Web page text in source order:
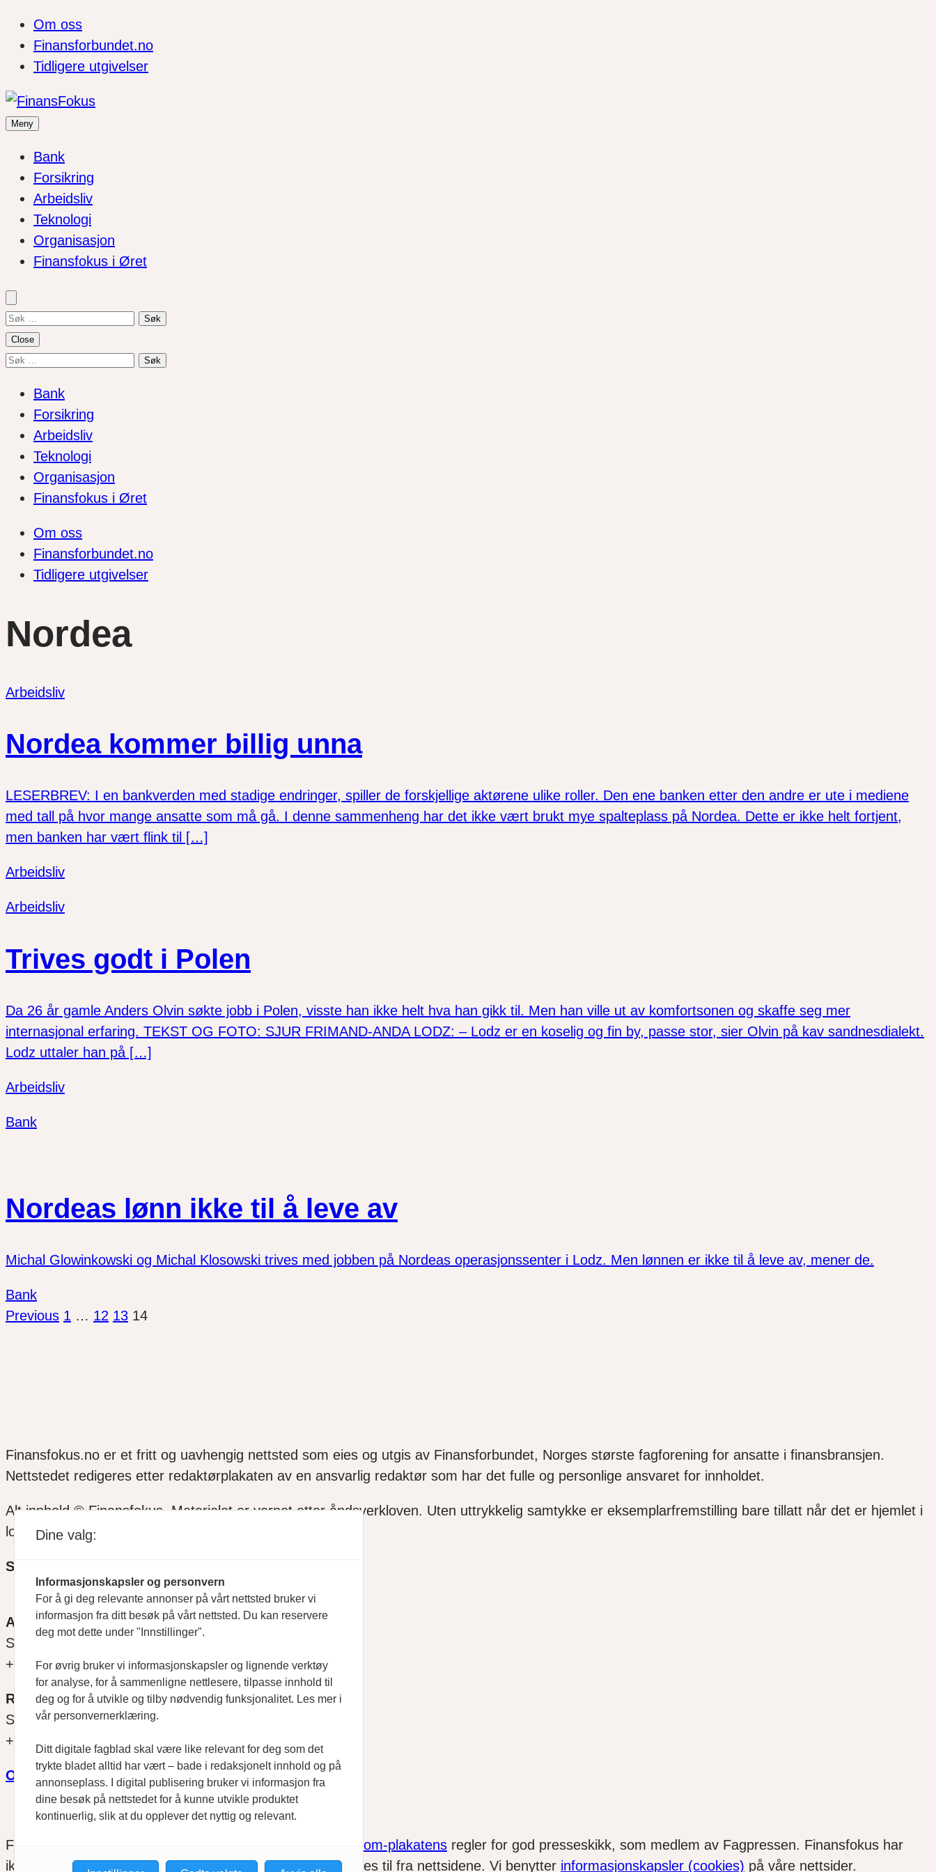
Om oss
Finansforbundet.no
Tidligere utgivelser
Meny
Bank
Forsikring
Arbeidsliv
Teknologi
Organisasjon
Finansfokus i Øret
Søk
etter:
Close
Søk
Bank
Forsikring
Arbeidsliv
Teknologi
Organisasjon
Finansfokus i Øret
Om oss
Finansforbundet.no
Tidligere utgivelser
Nordea
Arbeidsliv
Nordea kommer billig unna
LESERBREV: I en bankverden med stadige endringer, spiller de forskjellige aktørene ulike roller. Den ene banken etter den andre er ute i mediene
med tall på hvor mange ansatte som må gå. I denne sammenheng har det ikke vært brukt mye spalteplass på Nordea. Dette er ikke helt fortjent,
men banken har vært flink til […]
Arbeidsliv
Arbeidsliv
Trives godt i Polen
Da 26 år gamle Anders Olvin søkte jobb i Polen, visste han ikke helt hva han gikk til. Men han ville ut av komfortsonen og skaffe seg mer
internasjonal erfaring. TEKST OG FOTO: SJUR FRIMAND-ANDA LODZ: – Lodz er en koselig og fin by, passe stor, sier Olvin på kav sandnesdialekt.
Lodz uttaler han på […]
Arbeidsliv
Bank
Nordeas lønn ikke til å leve av
Michal Glowinkowski og Michal Klosowski trives med jobben på Nordeas operasjonssenter i Lodz. Men lønnen er ikke til å leve av, mener de.
Bank
Previous 1 … 12 13 14
Finansfokus.no er et fritt og uavhengig nettsted som eies og utgis av Finansforbundet, Norges største fagforening for ansatte i finansbransjen.
Nettstedet redigeres etter redaktørplakaten av en ansvarlig redaktør som har det fulle og personlige ansvaret for innholdet.
Alt innhold © Finansfokus.Materialet er vernet etter åndsverkloven. Uten uttrykkelig samtykke er eksemplarfremstilling bare tillatt når det er hjemlet i
lov eller avtale med Kopinor
SOSIALE MEDIER
ANSVARLIG REDAKTØR
Svein Åge Eriksen
+47 900 79 547
REDAKTØR
Sjur Anda
+47 470 34 460
Om oss
Finansfokus arbeider etter Vær Varsom-plakatens regler for god presseskikk, som medlem av Fagpressen. Finansfokus har
ikke ansvar for innhold på eksterne nettsider som det lenkes til fra nettsidene. Vi benytter informasjonskapsler (cookies) på våre nettsider.
Dine valg:
Informasjonskapsler og personvern
For å gi deg relevante annonser på vårt nettsted bruker vi
informasjon fra ditt besøk på vårt nettsted. Du kan reservere
deg mot dette under "Innstillinger".
For øvrig bruker vi informasjonskapsler og lignende verktøy
for analyse, for å sammenligne nettlesere, tilpasse innhold til
deg og for å utvikle og tilby nødvendig funksjonalitet. Les mer i
vår personvernerklæring.
Ditt digitale fagblad skal være like relevant for deg som det
trykte bladet alltid har vært – bade i redaksjonelt innhold og på
annonseplass. I digital publisering bruker vi informasjon fra
dine besøk på nettstedet for å kunne utvikle produktet
kontinuerlig, slik at du opplever det nyttig og relevant.